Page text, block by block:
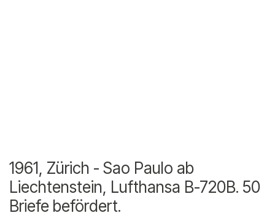
1961, Zürich - Sao Paulo ab
Liechtenstein, Lufthansa B-720B. 50
Briefe befördert.